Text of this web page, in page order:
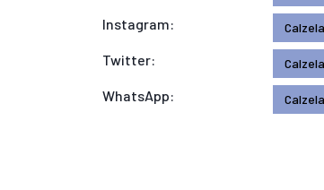
Instagram:
Twitter:
WhatsApp: